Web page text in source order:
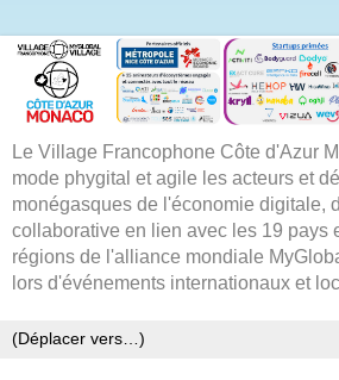
Le Village Francophone Côte d'Azur
mode phygital et agile les acteurs et
monégasques de l'économie digitale,
collaborative en lien avec les 19 pays
régions de l'alliance mondiale
lors d'événements internationaux et